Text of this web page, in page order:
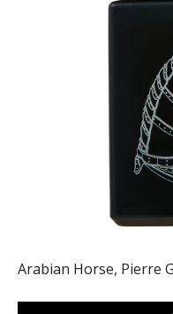
Arabian Horse, Pierre